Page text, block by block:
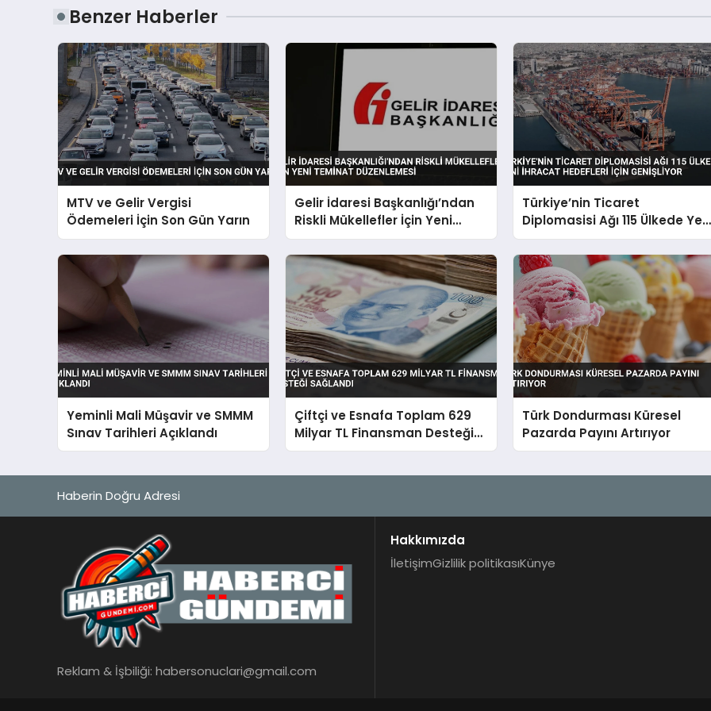
Benzer Haberler
MTV ve Gelir Vergisi
Ödemeleri İçin Son Gün Yarın
Gelir İdaresi Başkanlığı’ndan
Riskli Mükellefler İçin Yeni
Teminat Düzenlemesi
Türkiye’nin Ticaret
Diplomasisi Ağı 115 Ülkede
İhracat Hedefleri İçin
Genişliyor
Yeminli Mali Müşavir ve SMMM
Sınav Tarihleri Açıklandı
Çiftçi ve Esnafa Toplam 629
Milyar TL Finansman Desteği
Sağlandı
Türk Dondurması Küresel
Pazarda Payını Artırıyor
Haberin Doğru Adresi
Reklam & İşbiliği: habersonuclari@gmail.com
Hakkımızda
İletişimGizlilik politikasıKünye